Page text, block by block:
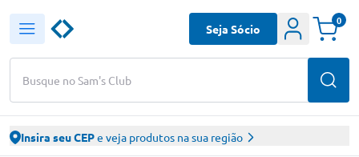
Busque no Sam's Club
Seja Sócio
0
Insira seu CEPe veja produtos na sua região